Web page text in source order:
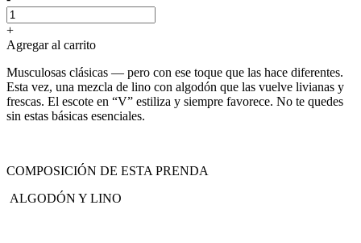
+
Agregar al carrito
Musculosas clásicas — pero con ese toque que las hace diferentes.
Esta vez, una mezcla de lino con algodón que las vuelve livianas y
frescas. El escote en “V” estiliza y siempre favorece. No te quedes
sin estas básicas esenciales.
COMPOSICIÓN DE ESTA PRENDA
ALGODÓN Y LINO